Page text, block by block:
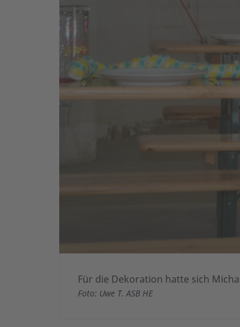
Für die Dekoration hatte sich
Foto: Uwe T. ASB HE